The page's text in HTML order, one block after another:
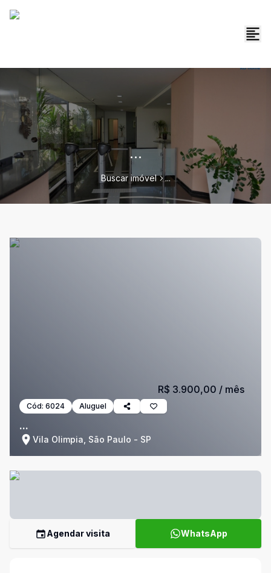
...
Buscar imóvel ...
Cód: 6024 Aluguel
...
Vila Olimpia, São Paulo - SP
R$ 3.900,00 / mês
Agendar visita WhatsApp